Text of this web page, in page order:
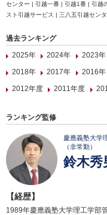
センター | 引越一番 | 引越1番 | 引越
スト引越サービス | 三八五引越セン
過去ランキング
2025年
2024年 2023年
2018年
2017年 2016年
2012年度
2011年度
ランキング監修
慶應義塾大学
（非常勤）
鈴木秀
【経歴】
1989年慶應義塾大学理工学部